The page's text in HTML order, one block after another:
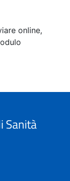
online,
Sanità